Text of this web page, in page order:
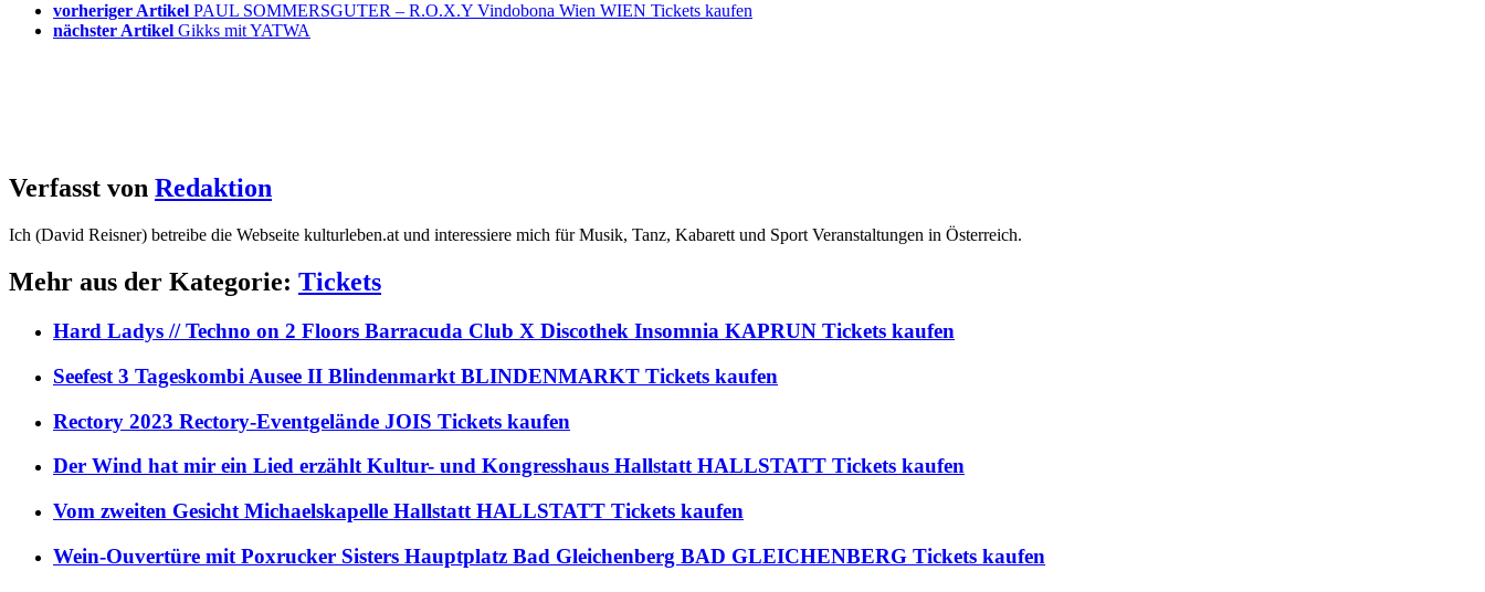
vorheriger Artikel PAUL SOMMERSGUTER – R.O.X.Y Vindobona Wien WIEN Tickets kaufen
nächster Artikel Gikks mit YATWA
Verfasst von Redaktion
Ich (David Reisner) betreibe die Webseite kulturleben.at und interessiere mich für Musik, Tanz, Kabarett und Sport Veranstaltungen in Österreich.
Mehr aus der Kategorie: Tickets
Hard Ladys // Techno on 2 Floors Barracuda Club X Discothek Insomnia KAPRUN Tickets kaufen
Seefest 3 Tageskombi Ausee II Blindenmarkt BLINDENMARKT Tickets kaufen
Rectory 2023 Rectory-Eventgelände JOIS Tickets kaufen
Der Wind hat mir ein Lied erzählt Kultur- und Kongresshaus Hallstatt HALLSTATT Tickets kaufen
Vom zweiten Gesicht Michaelskapelle Hallstatt HALLSTATT Tickets kaufen
Wein-Ouvertüre mit Poxrucker Sisters Hauptplatz Bad Gleichenberg BAD GLEICHENBERG Tickets kaufen